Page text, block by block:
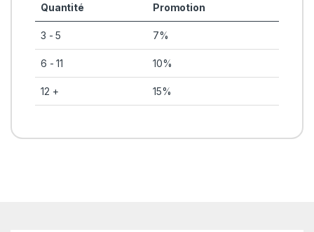
Quantité Promotion
3 - 5 7%
6 - 11 10%
12 + 15%